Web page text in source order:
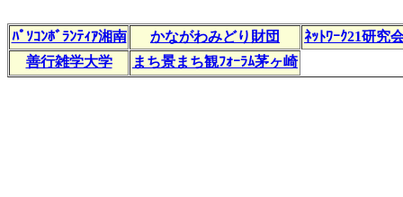
ﾊﾟｿｺﾝﾎﾞﾗﾝﾃｨｱ湘南 かながわみどり財団
ﾈｯﾄﾜｰｸ21研究
善行雑学大学
まち景まち観ﾌｫｰﾗﾑ茅ヶ崎